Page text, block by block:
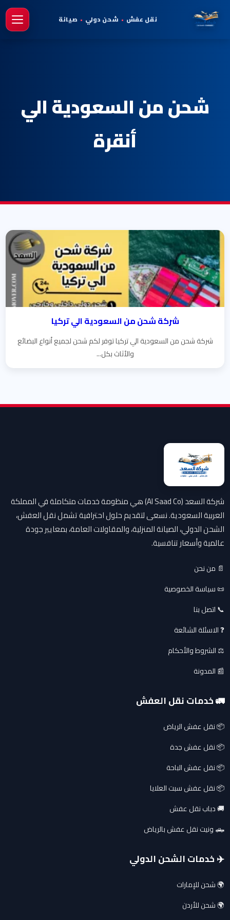
نقل عفش • شحن دولي • صيانة
شحن من السعودية الي
أنقرة
شركة شحن من السعودية الي تركيا
شركة شحن من السعودية الي تركيا توفر لكم شحن لجميع أنواع البضائع
والأثاث بكل...
شركة السعد (Al Saad Co) هي منظومة خدمات متكاملة في المملكة
العربية السعودية. نسعى لتقديم حلول احترافية تشمل نقل العفش،
الشحن الدولي، الصيانة المنزلية، والمقاولات العامة، بمعايير جودة
عالمية وأسعار تنافسية.
📄 من نحن
📜 سياسة الخصوصية
📞 اتصل بنا
❓ الاسئلة الشائعة
⚖️ الشروط والأحكام
📰 المدونة
🚛 خدمات نقل العفش
📦 نقل عفش الرياض
📦 نقل عفش جدة
📦 نقل عفش الباحة
📦 نقل عفش سبت العلايا
🚚 دباب نقل عفش
🛻 ونيت نقل عفش بالرياض
✈️ خدمات الشحن الدولي
🌍 شحن للإمارات
🌍 شحن للأردن